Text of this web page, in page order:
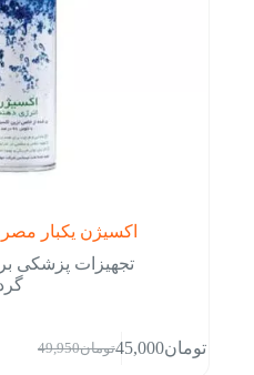
اکسیژن یکبار
تجهیزات پزشکی
تومان49,950قیمت
تومان45,000قیمت